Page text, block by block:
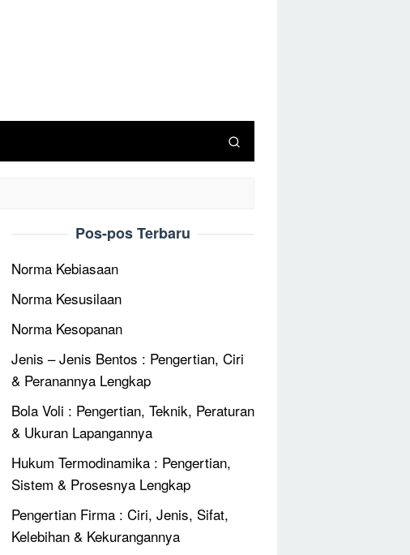
Pos-pos Terbaru
Norma Kebiasaan
Norma Kesusilaan
Norma Kesopanan
Jenis – Jenis Bentos : Pengertian, Ciri
& Peranannya Lengkap
Bola Voli : Pengertian, Teknik, Peraturan
& Ukuran Lapangannya
Hukum Termodinamika : Pengertian,
Sistem & Prosesnya Lengkap
Pengertian Firma : Ciri, Jenis, Sifat,
Kelebihan & Kekurangannya